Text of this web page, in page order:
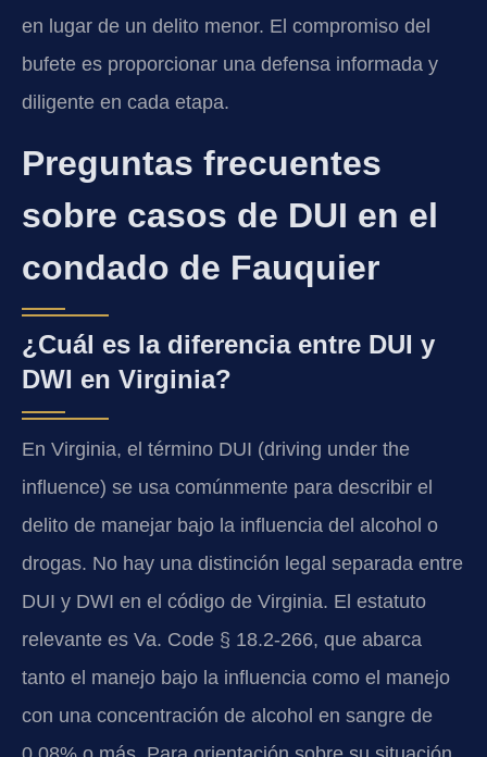
en lugar de un delito menor. El compromiso del
bufete es proporcionar una defensa informada y
diligente en cada etapa.
Preguntas frecuentes
sobre casos de DUI en el
condado de Fauquier
¿Cuál es la diferencia entre DUI y
DWI en Virginia?
En Virginia, el término DUI (driving under the
influence) se usa comúnmente para describir el
delito de manejar bajo la influencia del alcohol o
drogas. No hay una distinción legal separada entre
DUI y DWI en el código de Virginia. El estatuto
relevante es Va. Code § 18.2-266, que abarca
tanto el manejo bajo la influencia como el manejo
con una concentración de alcohol en sangre de